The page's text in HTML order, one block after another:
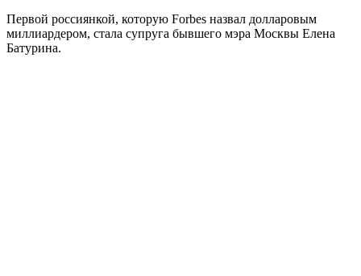
Первой россиянкой, которую Forbes назвал долларовым
миллиардером, стала супруга бывшего мэра Москвы Елена
Батурина.